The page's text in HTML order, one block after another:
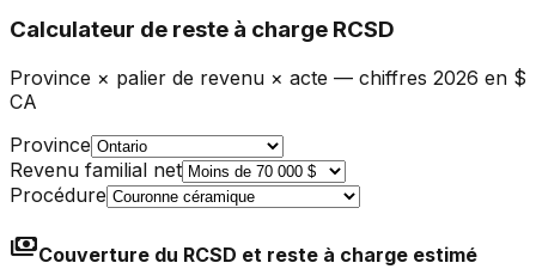
Calculateur de reste à charge RCSD
Province × palier de revenu × acte — chiffres 2026 en $
CA
Province
Revenu familial net
Procédure
paymentsCouverture du RCSD et reste à charge estimé